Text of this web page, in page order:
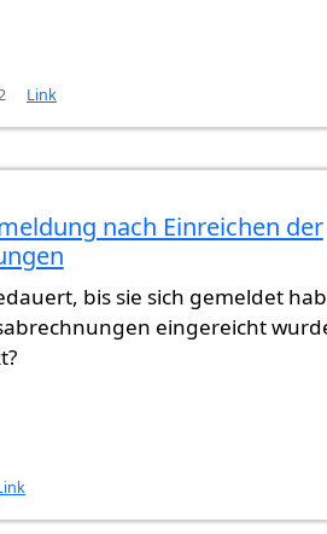
Link
nach Einreichen der
bis sie sich gemeldet
eingereicht